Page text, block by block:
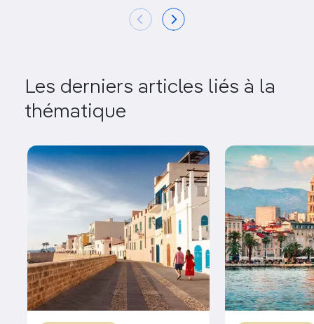
Les derniers articles liés à la
thématique